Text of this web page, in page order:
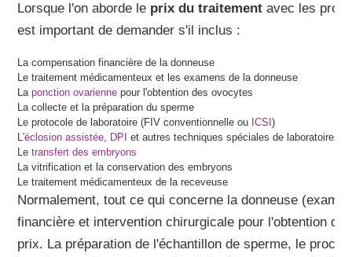
Lorsque l'on aborde le prix du traitement avec les
est important de demander s'il inclus :
La compensation financière de la donneuse
Le traitement médicamenteux et les examens de la donneuse
Laponction ovarienne pour l'obtention des ovocytes
La collecte et la préparation du sperme
Le protocole de laboratoire (FIV conventionnelle ou ICSI)
L'éclosion assistée, DPI et autres techniques spéciales de laboratoires
Letransfert des embryons
La vitrification et la conservation des embryons
Le traitement médicamenteux de la receveuse
Normalement, tout ce qui concerne la donneuse
financière et intervention chirurgicale pour l'obtention
prix. La préparation de l'échantillon de sperme, le